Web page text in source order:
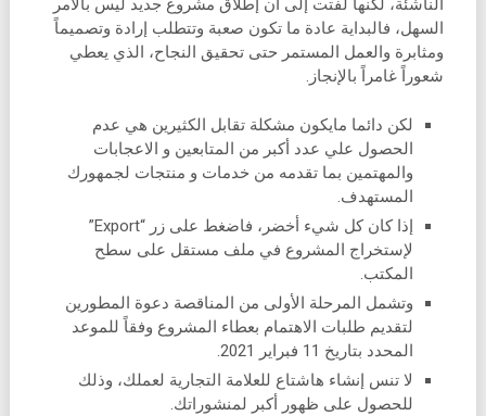
الناشئة، لكنها لفتت إلى أن إطلاق مشروع جديد ليس بالأمر
السهل، فالبداية عادة ما تكون صعبة وتتطلب إرادة وتصميماً
ومثابرة والعمل المستمر حتى تحقيق النجاح، الذي يعطي
شعوراً غامراً بالإنجاز.
لكن دائما مايكون مشكلة تقابل الكثيرين هي عدم
الحصول علي عدد أكبر من المتابعين و الاعجابات
والمهتمين بما تقدمه من خدمات و منتجات لجمهورك
المستهدف.
إذا كان كل شيء أخضر، فاضغط على زر “Export”
لإستخراج المشروع في ملف مستقل على سطح
المكتب.
وتشمل المرحلة الأولى من المناقصة دعوة المطورين
لتقديم طلبات الاهتمام بعطاء المشروع وفقاً للموعد
المحدد بتاريخ 11 فبراير 2021.
لا تنس إنشاء هاشتاع للعلامة التجارية لعملك، وذلك
للحصول على ظهور أكبر لمنشوراتك.